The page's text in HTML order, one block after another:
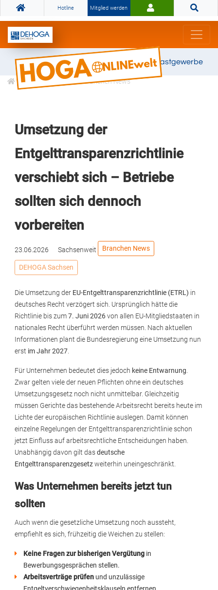
Hotline Mitglied werden
Gemeinsam stark für das Gastgewerbe
Informationen Branchen News
Umsetzung der
Entgelttransparenzrichtlinie
verschiebt sich – Betriebe
sollten sich dennoch
vorbereiten
23.06.2026 Sachsenweit Branchen News
DEHOGA Sachsen
Die Umsetzung der EU-Entgelttransparenzrichtlinie (ETRL) in
deutsches Recht verzögert sich. Ursprünglich hätte die
Richtlinie bis zum7. Juni 2026von allen EU-Mitgliedstaaten in
nationales Recht überführt werden müssen. Nach aktuellen
Informationen plant die Bundesregierung eine Umsetzung nun
erst im Jahr 2027
Für Unternehmen bedeutet dies jedoch keine Entwarnung
Zwar gelten viele der neuen Pflichten ohne ein deutsches
Umsetzungsgesetz noch nicht unmittelbar. Gleichzeitig
müssen Gerichte das bestehende Arbeitsrecht bereits heute im
Lichte der europäischen Richtlinie auslegen. Damit können
einzelne Regelungen der Entgelttransparenzrichtlinie schon
jetzt Einfluss auf arbeitsrechtliche Entscheidungen haben.
Unabhängig davon gilt dasdeutsche
Entgelttransparenzgesetzweiterhin uneingeschränkt.
Was Unternehmen bereits jetzt tun
sollten
Auch wenn die gesetzliche Umsetzung noch aussteht,
empfiehlt es sich, frühzeitig die Weichen zu stellen:
Keine Fragen zur bisherigen Vergütung in
Bewerbungsgesprächen stellen.
Arbeitsverträge prüfen und unzulässige